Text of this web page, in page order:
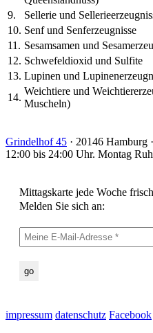
9.
Sellerie und
10. Senf und Senferzeugnisse
11. Sesamsamen und
12. Schwefeldioxid und Sulfite
13. Lupinen und
14.
Weichtiere und
Muscheln)
Grindelhof 45 · 20146 Hamburg
12:00 bis 24:00 Uhr. Montag
Mittagskarte jede Woche
Melden Sie sich an:
impressum datenschutz Facebook